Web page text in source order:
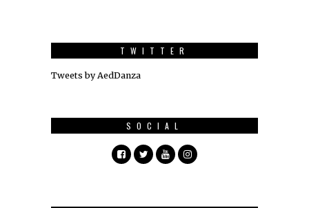
TWITTER
Tweets by AedDanza
SOCIAL